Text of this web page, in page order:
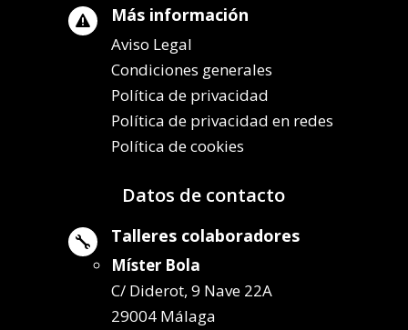
 Más información
Aviso Legal
Condiciones generales
Política de privacidad
Política de privacidad en redes
Política de cookies
Datos de contacto
 Talleres colaboradores
Míster Bola
C/ Diderot, 9 Nave 22A
29004 Málaga